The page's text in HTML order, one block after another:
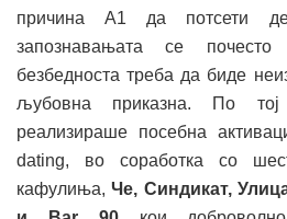
причина А1 да потсети
запознавањата се почесто
безбедноста треба да биде
љубовна приказна. По тој
реализираше посебна
dating, во соработка со
кафулиња,Че, Синдикат,